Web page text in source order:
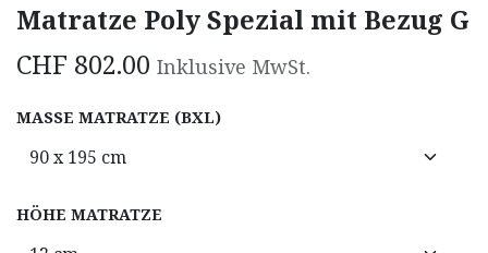
Matratze Poly Spezial mit Bezug G
CHF 802.00 Inklusive MwSt.
MASSE MATRATZE (BXL)
HÖHE MATRATZE